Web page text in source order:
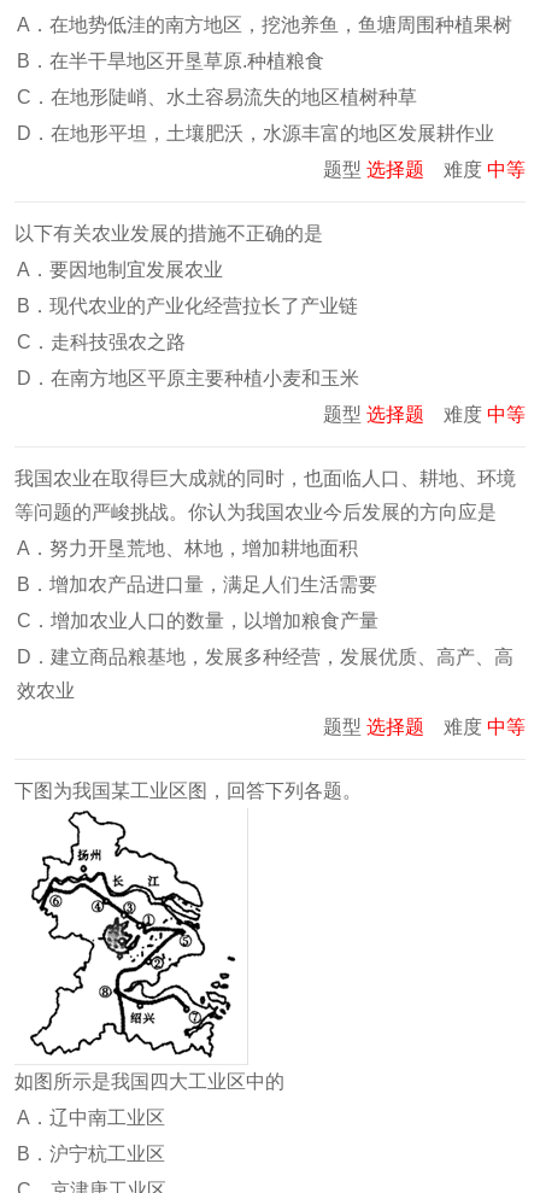
A．在地势低洼的南方地区，挖池养鱼，鱼塘周围种植果树
B．在半干旱地区开垦草原.种植粮食
C．在地形陡峭、水土容易流失的地区植树种草
D．在地形平坦，土壤肥沃，水源丰富的地区发展耕作业
题型 选择题 难度 中等
以下有关农业发展的措施不正确的是
A．要因地制宜发展农业
B．现代农业的产业化经营拉长了产业链
C．走科技强农之路
D．在南方地区平原主要种植小麦和玉米
题型 选择题 难度 中等
我国农业在取得巨大成就的同时，也面临人口、耕地、环境
等问题的严峻挑战。你认为我国农业今后发展的方向应是
A．努力开垦荒地、林地，增加耕地面积
B．增加农产品进口量，满足人们生活需要
C．增加农业人口的数量，以增加粮食产量
D．建立商品粮基地，发展多种经营，发展优质、高产、高
效农业
题型 选择题 难度 中等
下图为我国某工业区图，回答下列各题。
如图所示是我国四大工业区中的
A．辽中南工业区
B．沪宁杭工业区